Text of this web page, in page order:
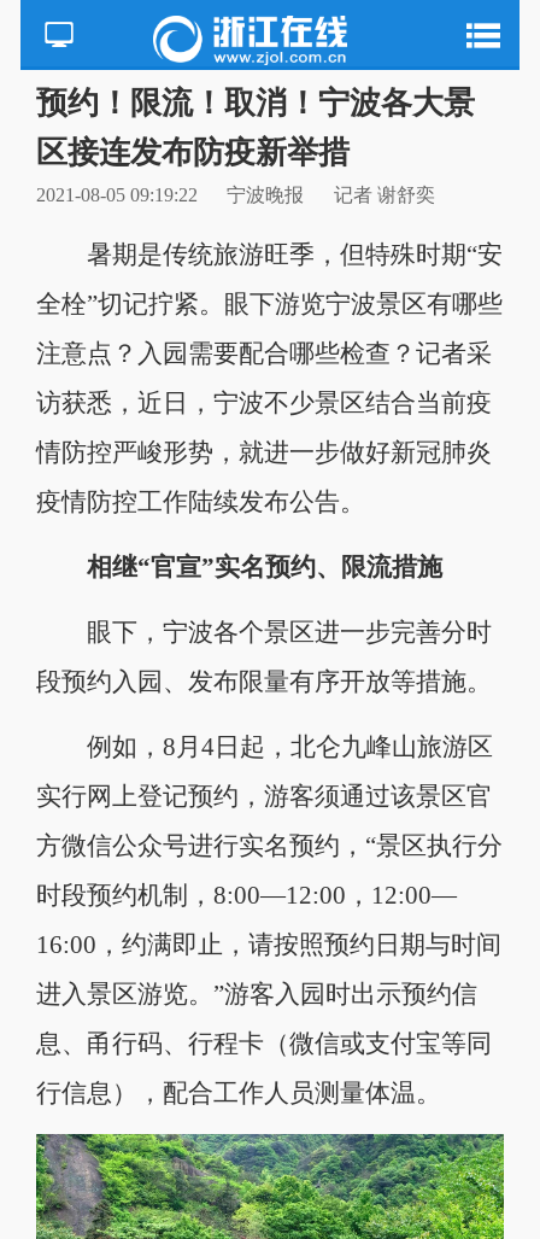
预约！限流！取消！宁波各大景
区接连发布防疫新举措
2021-08-05 09:19:22 宁波晚报 记者 谢舒奕
暑期是传统旅游旺季，但特殊时期“安
全栓”切记拧紧。眼下游览宁波景区有哪些
注意点？入园需要配合哪些检查？记者采
访获悉，近日，宁波不少景区结合当前疫
情防控严峻形势，就进一步做好新冠肺炎
疫情防控工作陆续发布公告。
相继“官宣”实名预约、限流措施
眼下，宁波各个景区进一步完善分时
段预约入园、发布限量有序开放等措施。
例如，8月4日起，北仑九峰山旅游区
实行网上登记预约，游客须通过该景区官
方微信公众号进行实名预约，“景区执行分
时段预约机制，8:00—12:00，12:00—
16:00，约满即止，请按照预约日期与时间
进入景区游览。”游客入园时出示预约信
息、甬行码、行程卡（微信或支付宝等同
行信息），配合工作人员测量体温。